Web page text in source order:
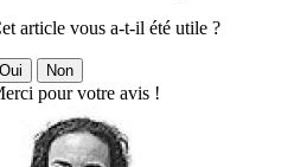
article vous a-t-il été utile ?
Non
pour votre avis !